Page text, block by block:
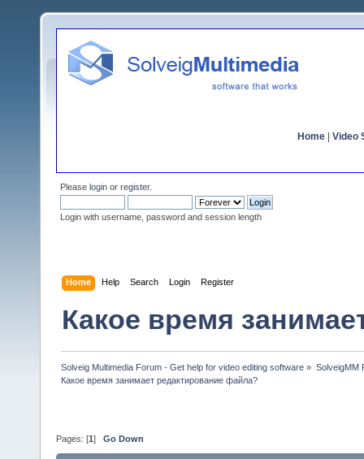
Home Video
Please login or register.
Login with username, password and session length
Home Help Search Login Register
Какое время
Solveig Multimedia Forum - Get help for video editing software » SolveigMM
Какое время занимает редактирование файла?
Pages: [1 ] Go Down